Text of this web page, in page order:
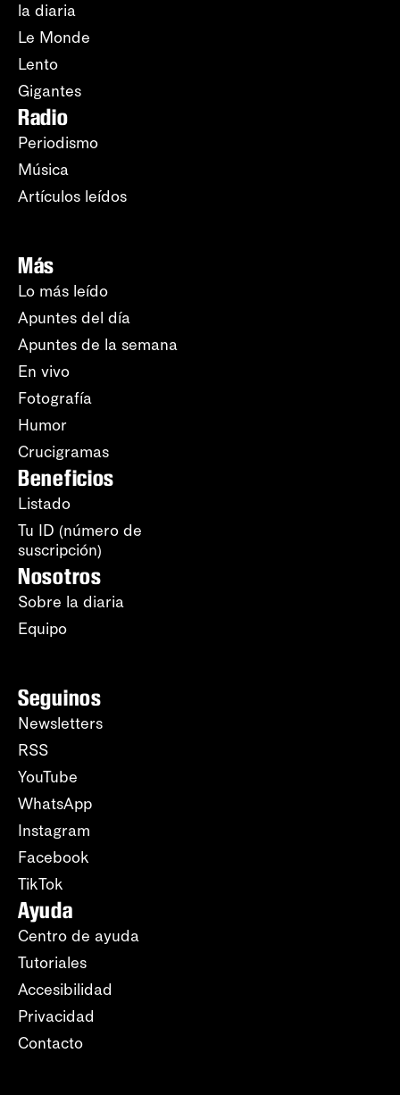
la diaria
Le Monde
Lento
Gigantes
Radio
Periodismo
Música
Artículos leídos
Más
Lo más leído
Apuntes del día
Apuntes de la semana
En vivo
Fotografía
Humor
Crucigramas
Beneficios
Listado
Tu ID (número de
suscripción)
Nosotros
Sobre la diaria
Equipo
Seguinos
Newsletters
RSS
YouTube
WhatsApp
Instagram
Facebook
TikTok
Ayuda
Centro de ayuda
Tutoriales
Accesibilidad
Privacidad
Contacto